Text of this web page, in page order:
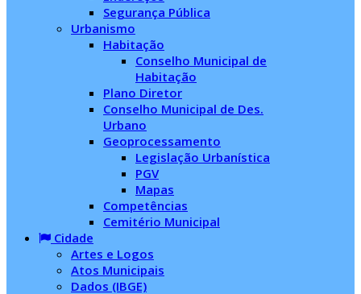
Segurança Pública
Urbanismo
Habitação
Conselho Municipal de
Habitação
Plano Diretor
Conselho Municipal de Des.
Urbano
Geoprocessamento
Legislação Urbanística
PGV
Mapas
Competências
Cemitério Municipal
Cidade
Artes e Logos
Atos Municipais
Dados (IBGE)